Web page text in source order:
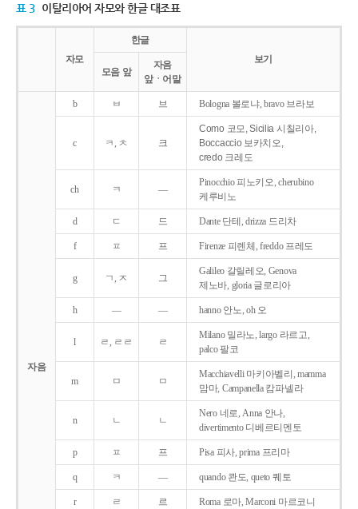
표 3 이탈리아어 자모와 한글 대조표
자모
한글
보기
모음 앞
자음
앞ㆍ어말
자음
b ㅂ 브 Bologna 볼로냐, bravo 브라보
c ㅋ, ㅊ 크
Como 코모, Sicilia 시칠리아,
Boccaccio 보카치오,
credo 크레도
ch ㅋ ―
Pinocchio 피노키오, cherubino
케루비노
d ㄷ 드 Dante 단테, drizza 드리차
f ㅍ 프 Firenze 피렌체, freddo 프레도
g ㄱ, ㅈ 그
Galileo 갈릴레오, Genova
제노바, gloria 글로리아
h ― ― hanno 안노, oh 오
l ㄹ, ㄹㄹ ㄹ
Milano 밀라노, largo 라르고,
palco 팔코
m ㅁ ㅁ
Macchiavelli 마키아벨리, mamma
맘마, Campanella 캄파넬라
n ㄴ ㄴ
Nero 네로, Anna 안나,
divertimento 디베르티멘토
p ㅍ 프 Pisa 피사, prima 프리마
q ㅋ ― quando 콴도, queto 퀘토
r ㄹ 르 Roma 로마, Marconi 마르코니